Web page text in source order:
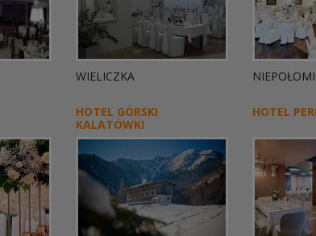
WIELICZKA
HOTEL GÓRSKI
KALATÓWKI
HOTEL